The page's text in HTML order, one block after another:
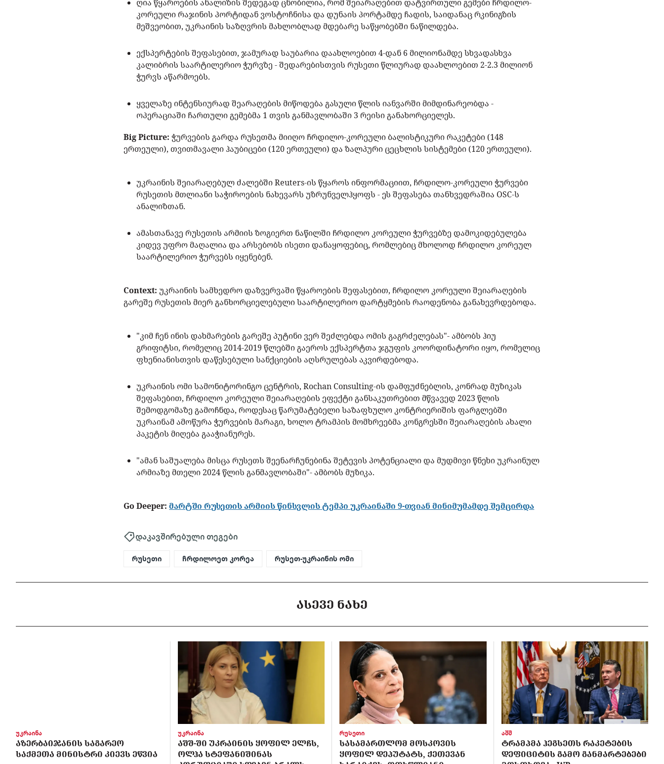
ღია წყაროების ანალიზის შედეგად ცნობილია, რომ შეიარაღებით დატვირთული გემები ჩრდილო-
კორეული რაჯინის პორტიდან ვოსტოჩნისა და დუნაის პორტამდე ჩადის, საიდანაც რკინიგზის
მეშვეობით, უკრაინის საზღვრის მახლობლად მდებარე საწყობებში ნაწილდება.
ექსპერტების შეფასებით, ჯამურად საუბარია დაახლოებით 4-დან 6 მილიონამდე სხვადასხვა
კალიბრის საარტილერიო ჭურვზე - შედარებისთვის რუსეთი წლიურად დაახლოებით 2-2.3 მილიონ
ჭურვს აწარმოებს.
ყველაზე ინტენსიურად შეარაღების მიწოდება გასული წლის იანვარში მიმდინარეობდა -
ოპერაციაში ჩართული გემებმა 1 თვის განმავლობაში 3 რეისი განახორციელეს.
Big Picture:ჭურვების გარდა რუსეთმა მიიღო ჩრდილო-კორეული ბალისტიკური რაკეტები (148
ერთეული), თვითმავალი ჰაუბიცები (120 ერთეული) და ზალპური ცეცხლის სისტემები (120 ერთეული).
უკრაინის შეიარაღებულ ძალებში Reuters-ის წყაროს ინფორმაციით, ჩრდილო-კორეული ჭურვები
რუსეთის მთლიანი საჭიროების ნახევარს უზრუნველჰყოფს - ეს შეფასება თანხვედრაშია OSC-ს
ანალიზთან.
ამასთანავე რუსეთის არმიის ზოგიერთ ნაწილში ჩრდილო კორეული ჭურვებზე დამოკიდებულება
კიდევ უფრო მაღალია და არსებობს ისეთი დანაყოფებიც, რომლებიც მხოლოდ ჩრდილო კორეულ
საარტილერიო ჭურვებს იყენებენ.
Context:უკრაინის სამხედრო დაზვერვაში წყაროების შეფასებით, ჩრდილო კორეული შეიარაღების
გარეშე რუსეთის მიერ განხორციელებული საარტილერიო დარტყმების რაოდენობა განახევრდებოდა.
"კიმ ჩენ ინის დახმარების გარეშე პუტინი ვერ შეძლებდა ომის გაგრძელებას"- ამბობს ჰიუ
გრიფიტსი, რომელიც 2014-2019 წლებში გაეროს ექსპერტთა ჯგუფის კოორდინატორი იყო, რომელიც
ფხენიანისთვის დაწესებული სანქციების აღსრულებას აკვირდებოდა.
უკრაინის ომი სამონიტორინგო ცენტრის, Rochan Consulting-ის დამფუძნებლის, კონრად მუზიკას
შეფასებით, ჩრდილო კორეული შეიარაღების ეფექტი განსაკუთრებით მწვავედ 2023 წლის
შემოდგომაზე გამოჩნდა, როდესაც წარუმატებელი საზაფხულო კონტრიერიშის ფარგლებში
უკრაინამ ამოწურა ჭურვების მარაგი, ხოლო ტრამპის მომხრეებმა კონგრესში შეიარაღების ახალი
პაკეტის მიღება გააჭიანურეს.
"ამან საშუალება მისცა რუსეთს შეენარჩუნებინა შეტევის პოტენციალი და მუდმივი წნეხი უკრაინულ
არმიაზე მთელი 2024 წლის განმავლობაში"- ამბობს მუზიკა.
Go Deeper:მარტში რუსეთის არმიის წინსვლის ტემპი უკრაინაში 9-თვიან მინიმუმამდე შემცირდა
დაკავშირებული თეგები
რუსეთი ჩრდილოეთ კორეა რუსეთ-უკრაინის ომი
ᲐᲡᲔᲕᲔ ᲜᲐᲮᲔ
უკრაინა
ᲐᲖᲔᲠᲑᲐᲘᲯᲐᲜᲘᲡ ᲡᲐᲒᲐᲠᲔᲝ
ᲡᲐᲥᲛᲔᲗᲐ ᲛᲘᲜᲘᲡᲢᲠᲘ ᲙᲘᲔᲕᲡ ᲔᲬᲕᲘᲐ
უკრაინა
ᲐᲨᲨ-ᲨᲘ ᲣᲙᲠᲐᲘᲜᲘᲡ ᲧᲝᲤᲘᲚ ᲔᲚᲩᲡ,
ᲝᲚᲰᲐ ᲡᲢᲔᲤᲐᲜᲘᲨᲘᲜᲐᲡ
რუსეთი
ᲡᲐᲡᲐᲛᲐᲠᲗᲚᲝᲛ ᲛᲝᲡᲙᲝᲕᲘᲡ
ᲧᲝᲤᲘᲚ ᲓᲔᲞᲣᲢᲐᲢᲡ, ᲥᲔᲗᲔᲕᲐᲜ
აშშ
ᲢᲠᲐᲛᲞᲛᲐ ᲰᲔᲒᲡᲔᲗᲡ ᲠᲐᲙᲔᲢᲔᲑᲘᲡ
ᲓᲔᲤᲘᲪᲘᲢᲘᲡ ᲒᲐᲛᲝ ᲒᲐᲜᲛᲐᲠᲢᲔᲑᲔᲑᲘ